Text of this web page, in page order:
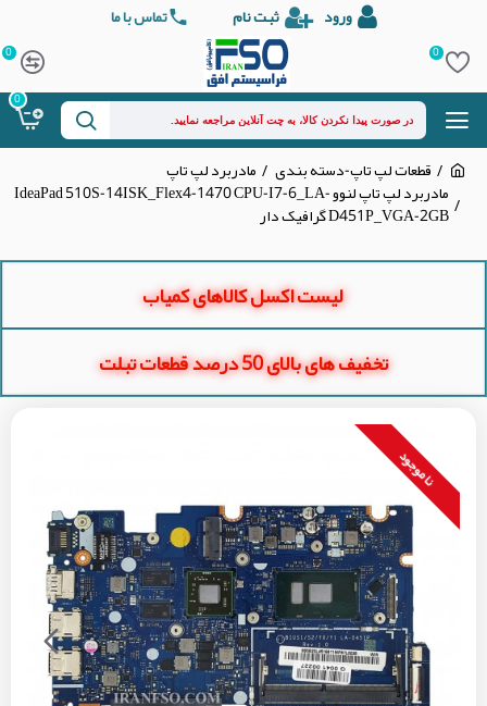
ورود ثبت نام تماس با ما
0
0
0
قطعات لپ تاپ-دسته بندی مادربرد لپ تاپ
مادربرد لپ تاپ لنوو IdeaPad 510S-14ISK_Flex4-1470 CPU-I7-6_LA-
D451P_VGA-2GB گرافیک دار
لیست اکسل کالاهای کمیاب
تخفیف های بالای 50 درصد قطعات تبلت
نا موجود